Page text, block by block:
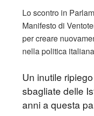
Lo scontro in
Manifesto di
per creare
nella politica
Un inutile
sbagliate delle
anni a questa